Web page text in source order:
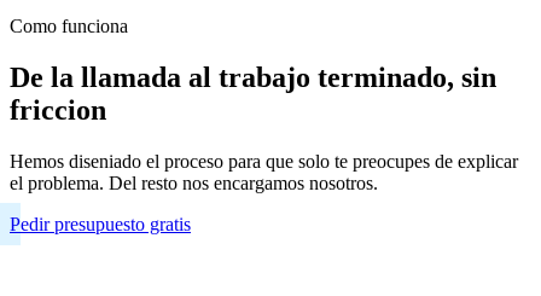
Como funciona
De la llamada al trabajo terminado, sin
friccion
Hemos diseniado el proceso para que solo te preocupes de explicar
el problema. Del resto nos encargamos nosotros.
Pedir presupuesto gratis